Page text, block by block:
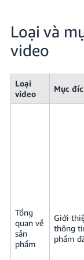
Loại và
video
Loại
video
Mục
Tổng
quan về
sản
phẩm
Giới
thông
phẩm